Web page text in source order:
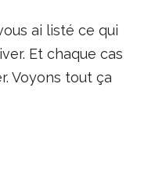
ai listé ce qui
Et chaque cas
Voyons tout ça